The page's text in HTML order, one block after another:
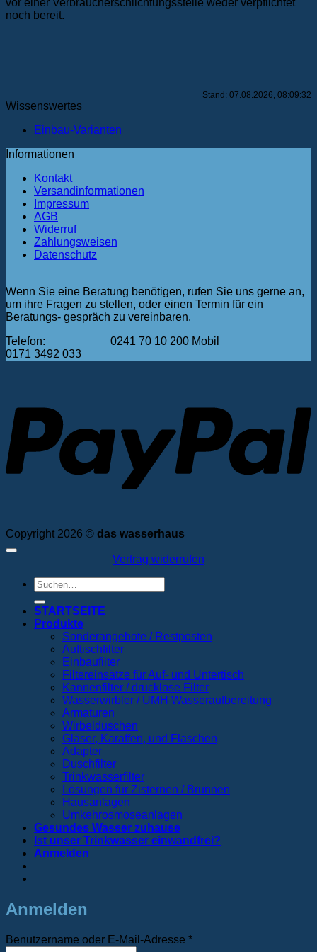
vor einer Verbraucherschlichtungsstelle weder verpflichtet
noch bereit.
Stand: 07.08.2026, 08:09:32
Wissenswertes
Einbau-Varianten
Informationen
Kontakt
Versandinformationen
Impressum
AGB
Widerruf
Zahlungsweisen
Datenschutz
Wenn Sie eine Beratung benötigen, rufen Sie uns gerne an,
um ihre Fragen zu stellen, oder einen Termin für ein
Beratungs- gespräch zu vereinbaren.
Telefon: 0241 70 10 200 Mobil
0171 3492 033
Copyright 2026 © das wasserhaus
Vertrag widerrufen
Suchen
nach:
STARTSEITE
Produkte
Sonderangebote / Restposten
Auftischfilter
Einbaufilter
Filtereinsätze für Auf- und Untertisch
Kannenfilter / drucklose Filter
Wasserwirbler / UMH Wasseraufbereitung
Armaturen
Wirbelduschen
Gläser, Karaffen, und Flaschen
Adapter
Duschfilter
Trinkwasserfilter
Lösungen für Zisternen / Brunnen
Hausanlagen
Umkehrosmoseanlagen
Gesundes Wasser zuhause
Ist unser Trinkwasser einwandfrei?
Anmelden
Anmelden
Benutzername oder E-Mail-Adresse *Erforderlich